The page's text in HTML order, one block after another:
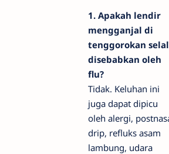
1. Apakah lendir
mengganjal di
tenggorokan
disebabkan oleh
flu?
Tidak. Keluhan ini
juga dapat dipicu
oleh alergi,
drip, refluks asam
lambung, udara